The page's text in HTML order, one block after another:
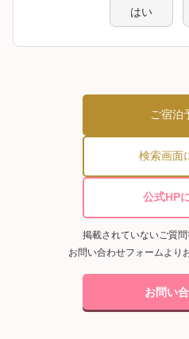
はい
公式HP
検索画面
ご宿泊
掲載されていないご質問
お問い合わせフォームより
お問い